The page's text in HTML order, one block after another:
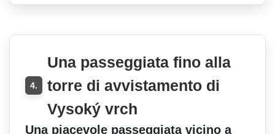
4.
Una passeggiata fino alla
torre di avvistamento di
Vysoký vrch
Una piacevole passeggiata vicino a